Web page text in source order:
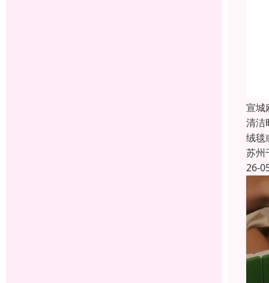
宣城
清洁
绒毯
苏州
26-